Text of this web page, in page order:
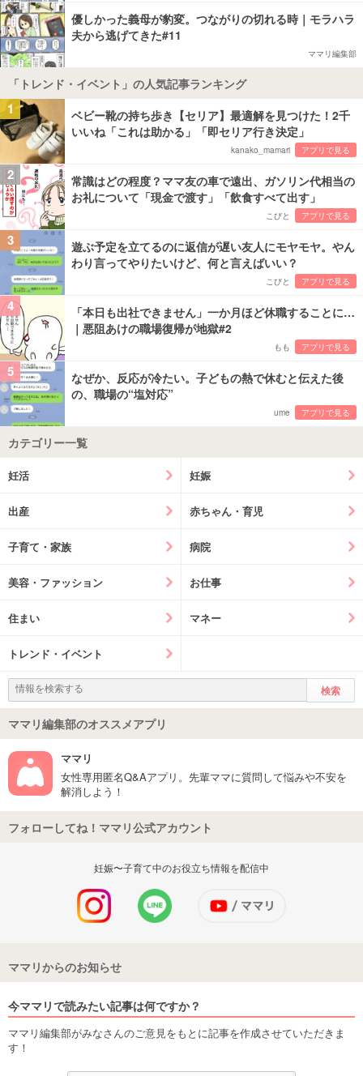
優しかった義母が豹変。つながりの切れる時｜モラハラ
夫から逃げてきた#11
ママリ編集部
「トレンド・イベント」の人気記事ランキング
1
ベビー靴の持ち歩き【セリア】最適解を見つけた！2千
いいね「これは助かる」「即セリア行き決定」
kanako_mamari アプリで見る
2
常識はどの程度？ママ友の車で遠出、ガソリン代相当の
お礼について「現金で渡す」「飲食すべて出す」
こびと アプリで見る
3
遊ぶ予定を立てるのに返信が遅い友人にモヤモヤ。やん
わり言ってやりたいけど、何と言えばいい？
こびと アプリで見る
4
「本日も出社できません」一か月ほど休職することに…
｜悪阻あけの職場復帰が地獄#2
もも アプリで見る
5
なぜか、反応が冷たい。子どもの熱で休むと伝えた後
の、職場の“塩対応”
ume アプリで見る
カテゴリー一覧
妊活 妊娠
出産 赤ちゃん・育児
子育て・家族 病院
美容・ファッション お仕事
住まい マネー
トレンド・イベント
ママリ編集部のオススメアプリ
ママリ
女性専用匿名Q&Aアプリ。先輩ママに質問して悩みや不安を
解消しよう！
フォローしてね！ママリ公式アカウント
妊娠〜子育て中のお役立ち情報を配信中
ママリからのお知らせ
今ママリで読みたい記事は何ですか？
ママリ編集部がみなさんのご意見をもとに記事を作成させていただきま
す！